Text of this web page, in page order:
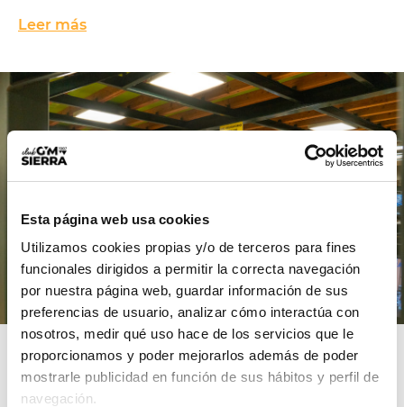
Esta página web usa cookies
Utilizamos cookies propias y/o de terceros para fines
funcionales dirigidos a permitir la correcta navegación
por nuestra página web, guardar información de sus
preferencias de usuario, analizar cómo interactúa con
nosotros, medir qué uso hace de los servicios que le
proporcionamos y poder mejorarlos además de poder
mostrarle publicidad en función de sus hábitos y perfil de
navegación.
Leer más